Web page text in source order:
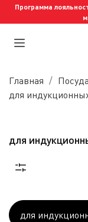
Программа
Главная Посуда
для
для
для